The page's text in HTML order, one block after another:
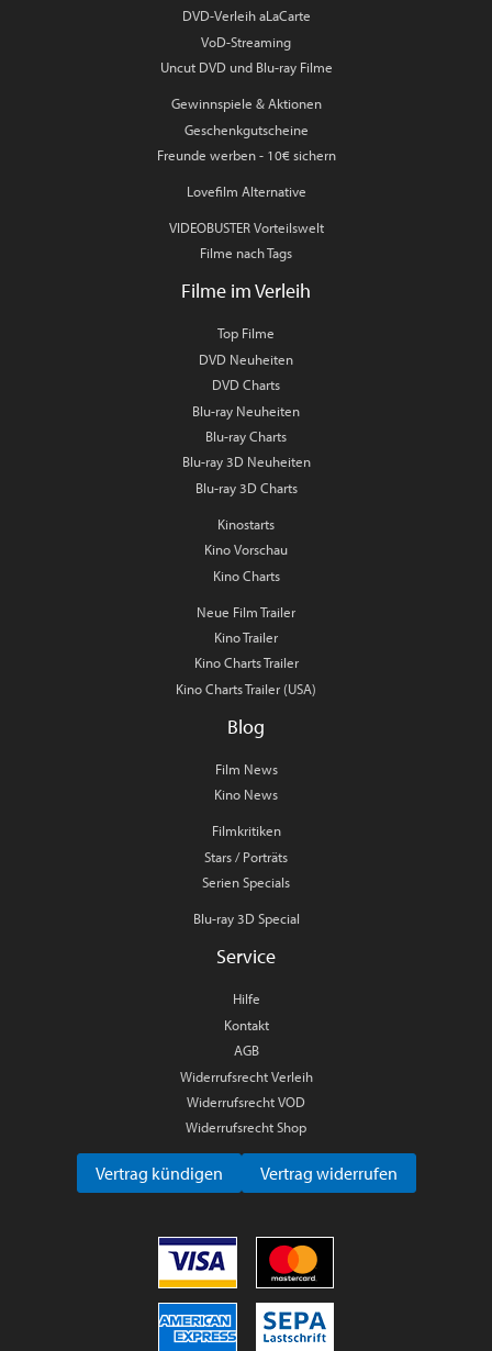
DVD-Verleih aLaCarte
VoD-Streaming
Uncut DVD und Blu-ray Filme
Gewinnspiele & Aktionen
Geschenkgutscheine
Freunde werben - 10€ sichern
Lovefilm Alternative
VIDEOBUSTER Vorteilswelt
Filme nach Tags
Filme im Verleih
Top Filme
DVD Neuheiten
DVD Charts
Blu-ray Neuheiten
Blu-ray Charts
Blu-ray 3D Neuheiten
Blu-ray 3D Charts
Kinostarts
Kino Vorschau
Kino Charts
Neue Film Trailer
Kino Trailer
Kino Charts Trailer
Kino Charts Trailer (USA)
Blog
Film News
Kino News
Filmkritiken
Stars / Porträts
Serien Specials
Blu-ray 3D Special
Service
Hilfe
Kontakt
AGB
Widerrufsrecht Verleih
Widerrufsrecht VOD
Widerrufsrecht Shop
Vertrag kündigen Vertrag widerrufen